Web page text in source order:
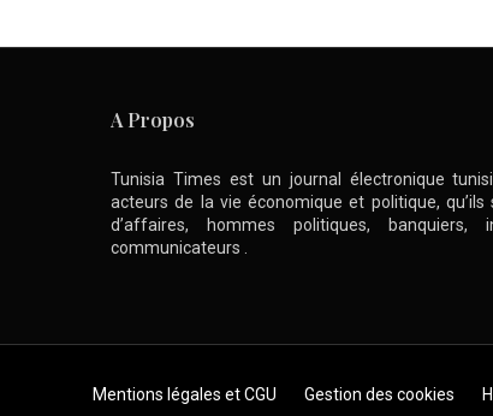
A Propos
Tunisia Times est un journal électronique
acteurs de la vie économique et politique,
d’affaires, hommes politiques,
communicateurs .
Skip to content
Mentions légales et CGU Gestion des cookies